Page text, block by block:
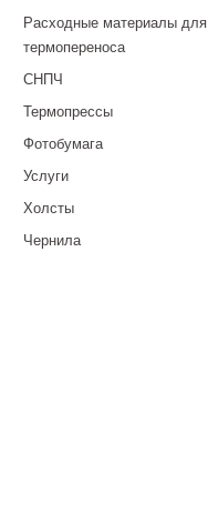
Расходные материалы для
термопереноса
СНПЧ
Термопрессы
Фотобумага
Услуги
Холсты
Чернила